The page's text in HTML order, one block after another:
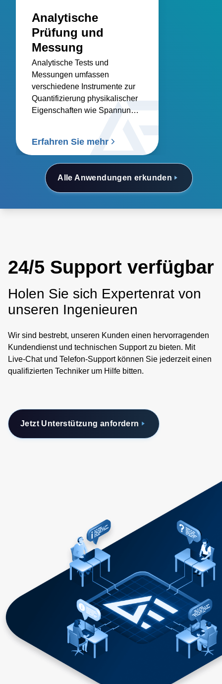
Alle Anwendungen erkunden
Analytische
Prüfung und
Messung
Analytische Tests und
Messungen umfassen
verschiedene Instrumente zur
Quantifizierung physikalischer
Eigenschaften wie Spannung,
präzise und stabile
Genauigkeit und
Zuverlässigkeit dieser
Messungen zu gewährleisten.
Erfahren Sie mehr
24/5 Support verfügbar
Holen Sie sich Expertenrat von
unseren Ingenieuren
Wir sind bestrebt, unseren Kunden einen hervorragenden
Kundendienst und technischen Support zu bieten. Mit
Live-Chat und Telefon-Support können Sie jederzeit einen
qualifizierten Techniker um Hilfe bitten.
Jetzt Unterstützung anfordern